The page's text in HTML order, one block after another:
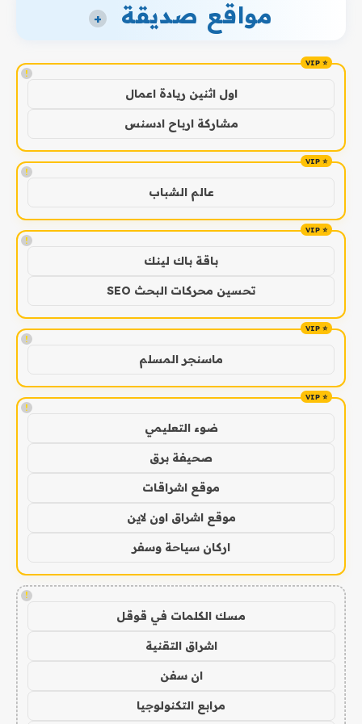
مواقع صديقة +
!
اول اثنين ريادة اعمال
مشاركة ارباح ادسنس
!
عالم الشباب
!
باقة باك لينك
تحسين محركات البحث SEO
!
ماسنجر المسلم
!
ضوء التعليمي
صحيفة برق
موقع اشراقات
موقع اشراق اون لاين
اركان سياحة وسفر
!
مسك الكلمات في قوقل
اشراق التقنية
ان سفن
مرابع التكنولوجيا